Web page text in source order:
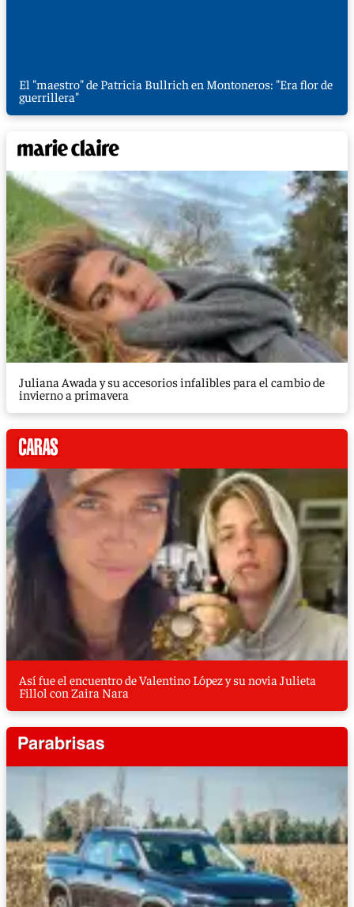
El "maestro" de Patricia Bullrich en Montoneros: "Era flor de
guerrillera"
Juliana Awada y su accesorios infalibles para el cambio de
invierno a primavera
Así fue el encuentro de Valentino López y su novia Julieta
Fillol con Zaira Nara